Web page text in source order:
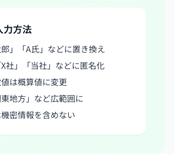
力方法
」「A氏」などに置き換え
社」「当社」などに匿名化
は概算値に変更
地方」など広範囲に
密情報を含めない